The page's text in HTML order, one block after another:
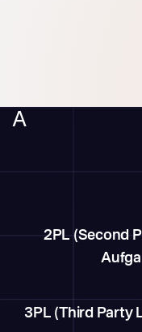
A
2PL (Second
3PL (Third Party